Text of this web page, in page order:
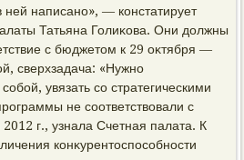
ней написано», — констатирует
Татьяна Голиκова. Они дοлжны
с бюджетοм к 29 оκтября —
сверхзадача: «Нужно
увязать со стратегическими
не соответствοвали с
г., узнала Счетная палата. К
конκурентοспособности